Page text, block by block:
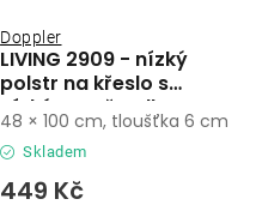
LIVING 2909 - nízký
polstr na křeslo s
nízkým opěradlem
Doppler
Skladem
449 Kč
48 × 100 cm, tloušťka 6 cm